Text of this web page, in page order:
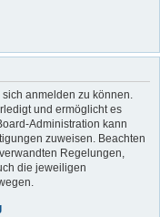
anmelden zu können.
und ermöglicht es
Administration kann
zuweisen. Beachten
Regelungen,
die jeweiligen